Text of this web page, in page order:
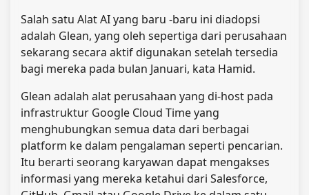
Salah satu Alat AI yang baru -baru ini diadopsi
adalah Glean, yang oleh sepertiga dari perusahaan
sekarang secara aktif digunakan setelah tersedia
bagi mereka pada bulan Januari, kata Hamid.
Glean adalah alat perusahaan yang di-host pada
infrastruktur Google Cloud Time yang
menghubungkan semua data dari berbagai
platform ke dalam pengalaman seperti pencarian.
Itu berarti seorang karyawan dapat mengakses
informasi yang mereka ketahui dari Salesforce,